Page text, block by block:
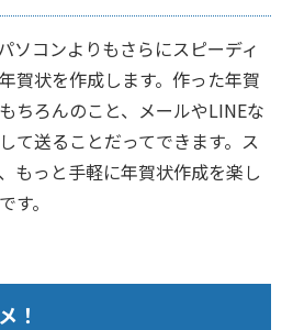
ソコンよりもさらにスピーディ
賀状を作成します。作った年賀
ちろんのこと、メールやLINEな
て送ることだってできます。ス
もっと手軽に年賀状作成を楽し
す。
！